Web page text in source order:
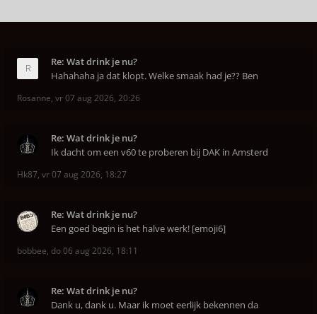
Re: Wat drink je nu?
Hahahaha ja dat klopt. Welke smaak had je?? Ben
Rosanne, vr 07 aug 2026, 20:26
Re: Wat drink je nu?
Ik dacht om een v60 te proberen bij DAK in Amsterd
Hk87, vr 07 aug 2026, 18:27
Re: Wat drink je nu?
Een goed begin is het halve werk! [emoji6]
bobbee, do 06 aug 2026, 18:11
Re: Wat drink je nu?
Dank u, dank u. Maar ik moet eerlijk bekennen da